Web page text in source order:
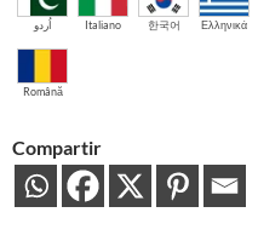
اُردو Italiano 한국어 Ελληνικά
Română
Compartir